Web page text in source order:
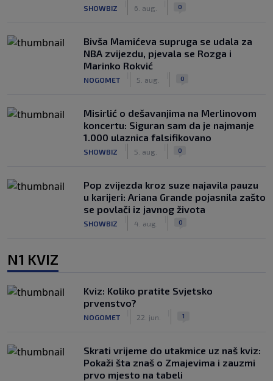
SHOWBIZ 6. aug. 0
Bivša Mamićeva supruga se udala za
NBA zvijezdu, pjevala se Rozga i
Marinko Rokvić
NOGOMET 5. aug. 0
Misirlić o dešavanjima na Merlinovom
koncertu: Siguran sam da je najmanje
1.000 ulaznica falsifikovano
SHOWBIZ 5. aug. 0
Pop zvijezda kroz suze najavila pauzu
u karijeri: Ariana Grande pojasnila zašto
se povlači iz javnog života
SHOWBIZ 4. aug. 0
N1 KVIZ
Kviz: Koliko pratite Svjetsko
prvenstvo?
NOGOMET 22. jun. 1
Skrati vrijeme do utakmice uz naš kviz:
Pokaži šta znaš o Zmajevima i zauzmi
prvo mjesto na tabeli